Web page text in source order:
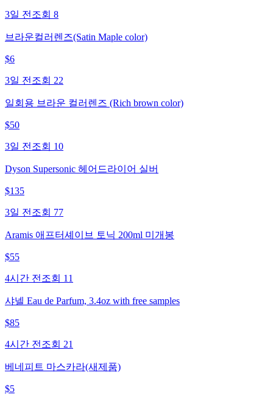
3일 전 조회 8
브라운컬러렌즈(Satin Maple color)
$6
3일 전 조회 22
일회용 브라운 컬러렌즈 (Rich brown color)
$50
3일 전 조회 10
Dyson Supersonic 헤어드라이어 실버
$135
3일 전 조회 77
Aramis 애프터셰이브 토닉 200ml 미개봉
$55
4시간 전 조회 11
샤넬 Eau de Parfum, 3.4oz with free samples
$85
4시간 전 조회 21
베네피트 마스카라(새제품)
$5